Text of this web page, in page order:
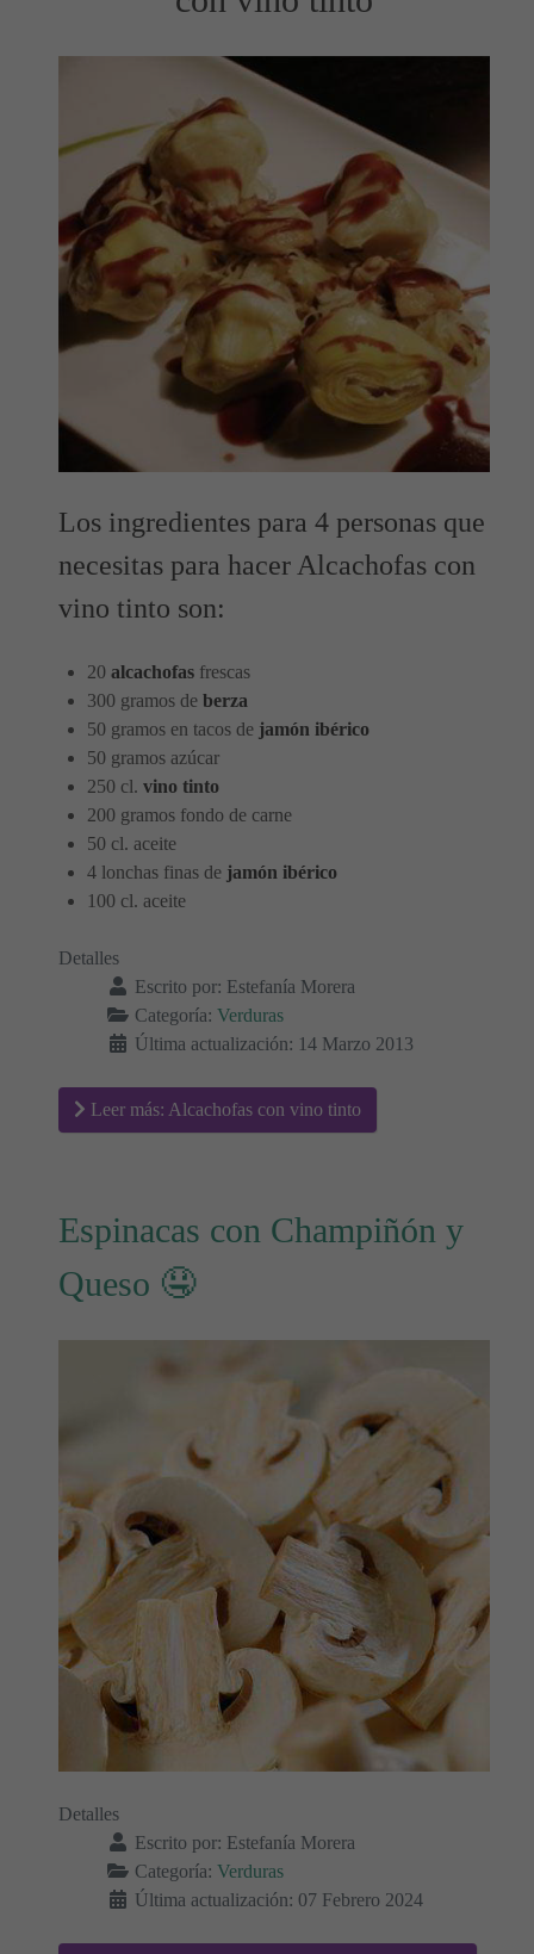
Los ingredientes para 4 personas que
necesitas para hacer Alcachofas con
vino tinto son:
20 alcachofas frescas
300 gramos de berza
50 gramos en tacos de jamón ibérico
50 gramos azúcar
250 cl. vino tinto
200 gramos fondo de carne
50 cl. aceite
4 lonchas finas de jamón ibérico
100 cl. aceite
Detalles
Escrito por: Estefanía Morera
Categoría: Verduras
Última actualización: 14 Marzo 2013
Leer más: Alcachofas con vino tinto
Espinacas con Champiñón y
Queso 🤤
Detalles
Escrito por: Estefanía Morera
Categoría: Verduras
Última actualización: 07 Febrero 2024